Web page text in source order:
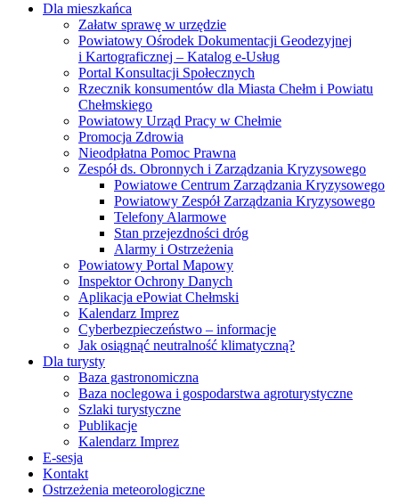
Dla mieszkańca
Załatw sprawę w urzędzie
Powiatowy Ośrodek Dokumentacji Geodezyjnej
i Kartograficznej – Katalog e-Usług
Portal Konsultacji Społecznych
Rzecznik konsumentów dla Miasta Chełm i Powiatu
Chełmskiego
Powiatowy Urząd Pracy w Chełmie
Promocja Zdrowia
Nieodpłatna Pomoc Prawna
Zespół ds. Obronnych i Zarządzania Kryzysowego
Powiatowe Centrum Zarządzania Kryzysowego
Powiatowy Zespół Zarządzania Kryzysowego
Telefony Alarmowe
Stan przejezdności dróg
Alarmy i Ostrzeżenia
Powiatowy Portal Mapowy
Inspektor Ochrony Danych
Aplikacja ePowiat Chełmski
Kalendarz Imprez
Cyberbezpieczeństwo – informacje
Jak osiągnąć neutralność klimatyczną?
Dla turysty
Baza gastronomiczna
Baza noclegowa i gospodarstwa agroturystyczne
Szlaki turystyczne
Publikacje
Kalendarz Imprez
E-sesja
Kontakt
Ostrzeżenia meteorologiczne